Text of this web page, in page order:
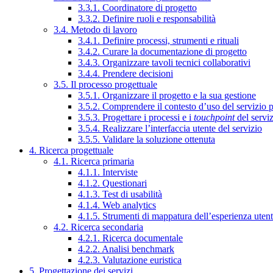
3.3.1. Coordinatore di progetto
3.3.2. Definire ruoli e responsabilità
3.4. Metodo di lavoro
3.4.1. Definire processi, strumenti e rituali
3.4.2. Curare la documentazione di progetto
3.4.3. Organizzare tavoli tecnici collaborativi
3.4.4. Prendere decisioni
3.5. Il processo progettuale
3.5.1. Organizzare il progetto e la sua gestione
3.5.2. Comprendere il contesto d’uso del servizio
3.5.3. Progettare i processi e i touchpointdel
3.5.4. Realizzare l’interfaccia utente del servizio
3.5.5. Validare la soluzione ottenuta
4. Ricerca progettuale
4.1. Ricerca primaria
4.1.1. Interviste
4.1.2. Questionari
4.1.3. Test di usabilità
4.1.4. Web analytics
4.1.5. Strumenti di mappatura dell’esperienza
4.2. Ricerca secondaria
4.2.1. Ricerca documentale
4.2.2. Analisi benchmark
4.2.3. Valutazione euristica
5. Progettazione dei servizi